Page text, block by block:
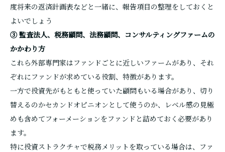
度将来の返済計画表などと一緒に、報告項目の整理をしておくと
よいでしょう
③ 監査法人、税務顧問、法務顧問、コンサルティングファームの
かかわり方
これら外部専門家はファンドごとに近しいファームがあり、それ
ぞれにファンドが求めている役割、特徴があります。
一方で投資先がもともと使っていた顧問もいる場合があり、切り
替えるのかセカンドオピニオンとして使うのか、レベル感の見極
めも含めてフォーメーションをファンドと詰めておく必要があり
ます。
特に投資ストラクチャで税務メリットを取っている場合は、ファ